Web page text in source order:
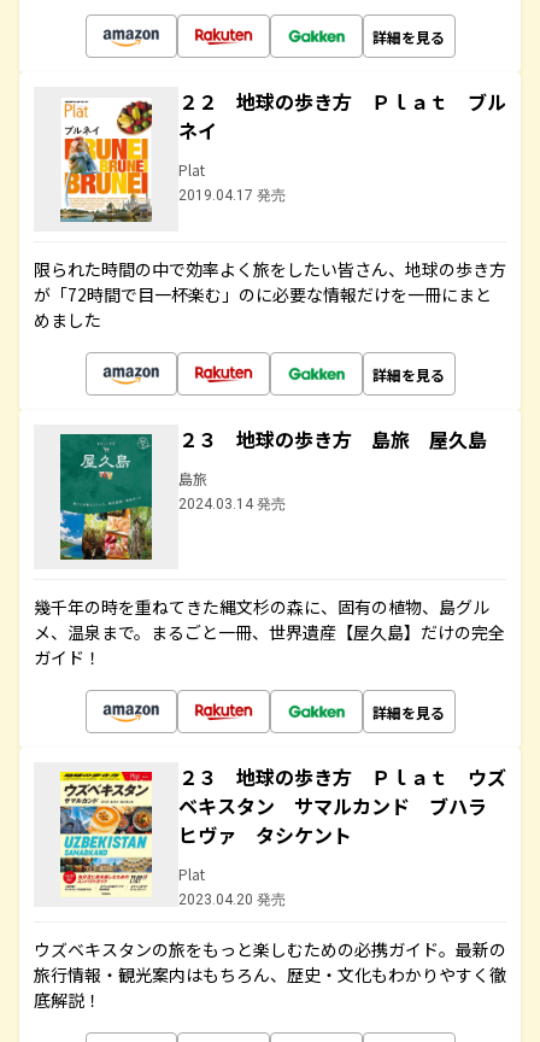
詳細を見る
２２ 地球の歩き方 Ｐｌａｔ ブル
ネイ
Plat
2019.04.17 発売
限られた時間の中で効率よく旅をしたい皆さん、地球の歩き方
が「72時間で目一杯楽む」のに必要な情報だけを一冊にまと
めました
詳細を見る
２３ 地球の歩き方 島旅 屋久島
島旅
2024.03.14 発売
幾千年の時を重ねてきた縄文杉の森に、固有の植物、島グル
メ、温泉まで。まるごと一冊、世界遺産【屋久島】だけの完全
ガイド！
詳細を見る
２３ 地球の歩き方 Ｐｌａｔ ウズ
ベキスタン サマルカンド ブハラ
ヒヴァ タシケント
Plat
2023.04.20 発売
ウズベキスタンの旅をもっと楽しむための必携ガイド。最新の
旅行情報・観光案内はもちろん、歴史・文化もわかりやすく徹
底解説！